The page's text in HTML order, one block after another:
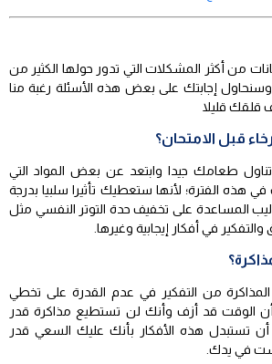
من أكثر المشكلات التي تدور حولها الكثير من
وسنحاول إجابتك على بعض هذه الأسئلة رغبة منا
قليلا
قبل الامتحان؟
طعامك جيدا وابتعد عن بعض المواد التي
هذه الفترة؛ لأنها ستعطيك تأثيرا سلبيا بدرجة
المساعدة على تخفيف حدة التوتر النفسي مثل
في أفكار إيجابية وغيرها.
المذاكرة من التفكير في عدم القدرة على تخطي
أن الوقت قد أزف وأنك لن تستطيع مذاكرة قدر
تستبدل هذه الأفكار بأنك عليك السعي قدر
في يدك.